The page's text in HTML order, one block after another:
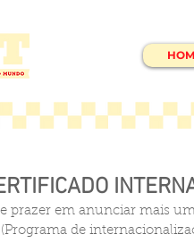
prazer em anunciar mais
de